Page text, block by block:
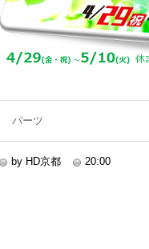
パーツ
by HD京都 20:00